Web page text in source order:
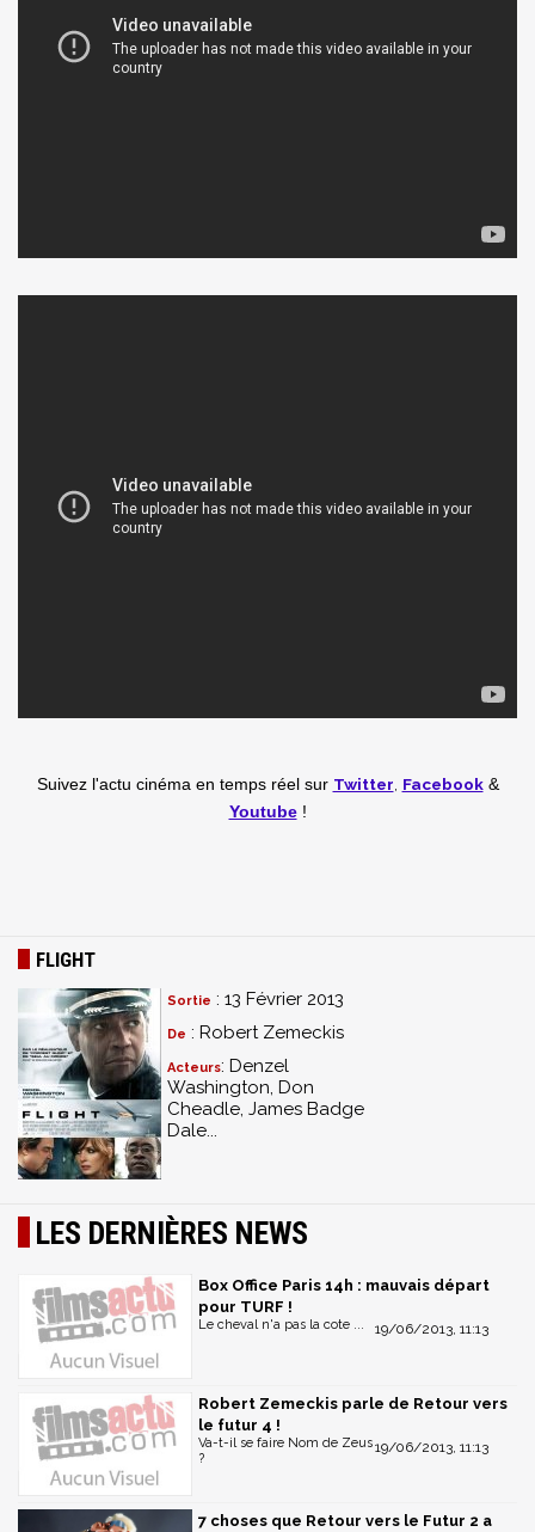
Suivez l'actu cinéma en temps réel sur Twitter Facebook&
Youtube!
FLIGHT
Sortie : 13 Février 2013
De : Robert Zemeckis
Acteurs: Denzel
Washington, Don
Cheadle, James Badge
Dale...
LES DERNIÈRES NEWS
Box Office Paris 14h : mauvais départ
pour TURF !
19/06/2013, 11:13
Le cheval n'a pas la cote ...
Robert Zemeckis parle de Retour vers
le futur 4 !
19/06/2013, 11:13
Va-t-il se faire Nom de Zeus
?
7 choses que Retour vers le Futur 2 a